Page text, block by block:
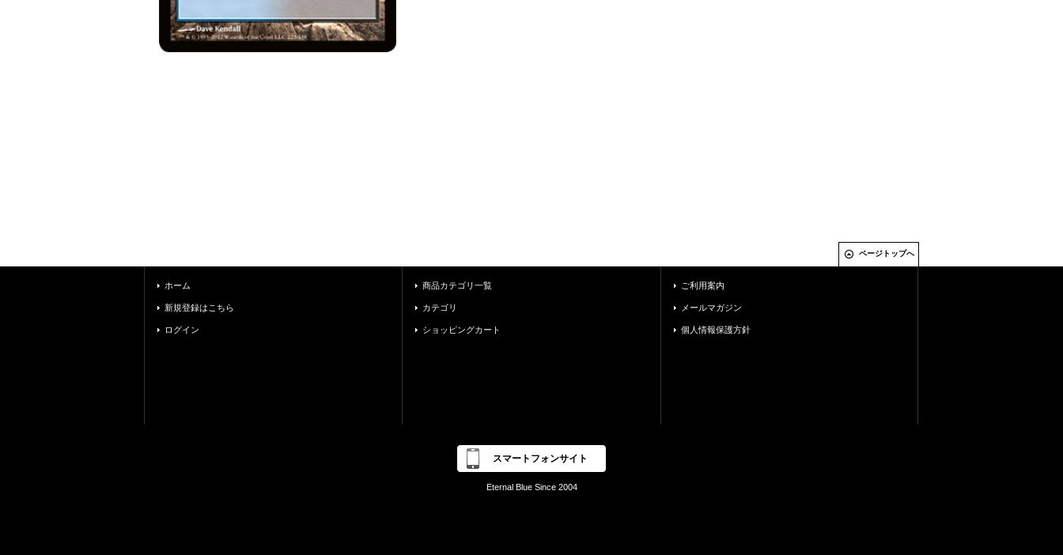
ページトップへ
ホーム
新規登録はこちら
ログイン
商品カテゴリ一覧
カテゴリ
ショッピングカート
ご利用案内
メールマガジン
個人情報保護方針
スマートフォンサイト
Eternal Blue Since 2004